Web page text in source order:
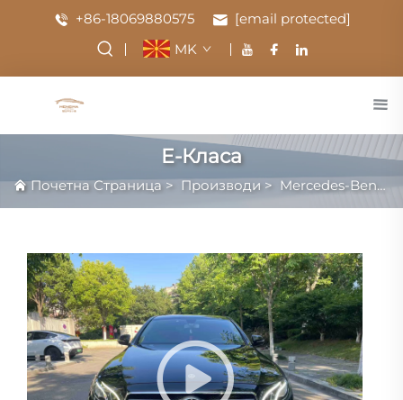
+86-18069880575
[email protected]
MK
E-Класа
Почетна Страница > Производи > Mercedes-Benz >